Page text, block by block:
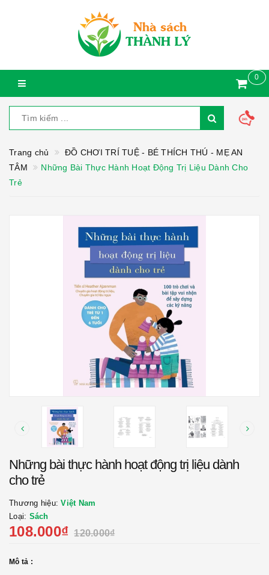
0
Trang chủ
ĐỒ CHƠI TRÍ TUỆ - BÉ THÍCH THÚ - MẸ AN
TÂM
Những Bài Thực Hành Hoạt Động Trị Liệu Dành Cho
Trẻ
Những bài thực hành hoạt động trị liệu dành
cho trẻ
Thương hiệu:Việt Nam
Loại: Sách
108.000₫ 120.000₫
Mô tả :